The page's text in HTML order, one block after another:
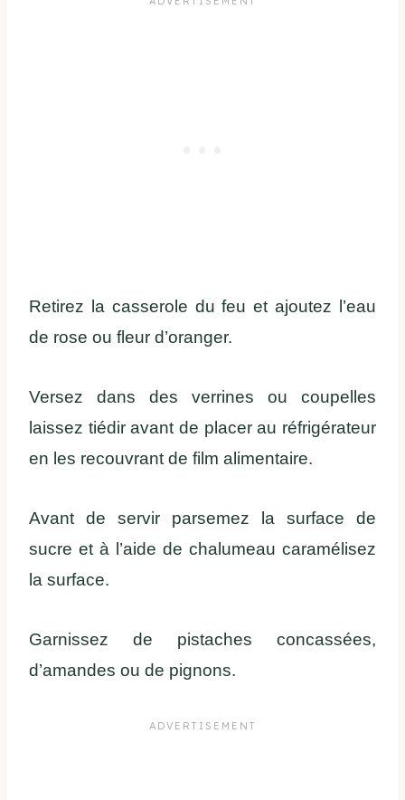
Retirez la casserole du feu et ajoutez l’eau
de rose ou fleur d’oranger.
Versez dans des verrines ou coupelles
laissez tiédir avant de placer au réfrigérateur
en les recouvrant de film alimentaire.
Avant de servir parsemez la surface de
sucre et à l’aide de chalumeau caramélisez
la surface.
Garnissez de pistaches concassées,
d’amandes ou de pignons.